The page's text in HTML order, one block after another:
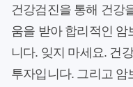
건강검진을 통해 건강
움을 받아 합리적인
니다. 잊지 마세요. 건
투자입니다. 그리고